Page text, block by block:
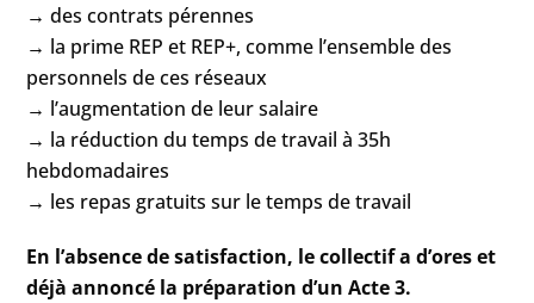
→ des contrats pérennes
→ la prime REP et REP+, comme l’ensemble des
personnels de ces réseaux
→ l’augmentation de leur salaire
→ la réduction du temps de travail à 35h
hebdomadaires
→ les repas gratuits sur le temps de travail
En l’absence de satisfaction, le collectif a d’ores et
déjà annoncé la préparation d’un Acte 3.